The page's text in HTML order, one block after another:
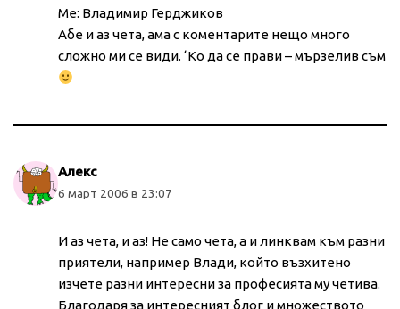
Me: Владимир Герджиков
Абе и аз чета, ама с коментарите нещо много
сложно ми се види. ‘Ко да се прави – мързелив съм
Алекс
6 март 2006 в 23:07
И аз чета, и аз! Не само чета, а и линквам към разни
приятели, например Влади, който възхитено
изчете разни интересни за професията му четива.
Благодаря за интересният блог и множеството